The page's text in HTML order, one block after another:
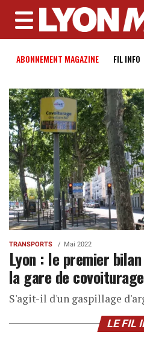
MENU
ABONNEMENT MAGAZINE FIL INFO
TRANSPORTS Mai 2022
Lyon : le premier
la gare de
S'agit-il d'un gaspillage
LE FIL